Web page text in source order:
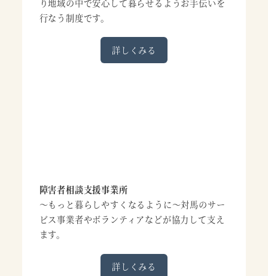
り地域の中で安心して暮らせるようお手伝いを
行なう制度です。
詳しくみる
障害者相談支援事業所
～もっと暮らしやすくなるように～対馬のサー
ビス事業者やボランティアなどが協力して支え
ます。
詳しくみる